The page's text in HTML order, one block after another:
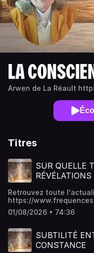
LA
Arwen de La Réault
Titres
SUR QUELLE
RÉVÉLATIONS
Retrouvez toute
https://
amis,Arwen de La Réault
01/08/2026 • 74:36
SUBTILITÉ
CONSTANCE